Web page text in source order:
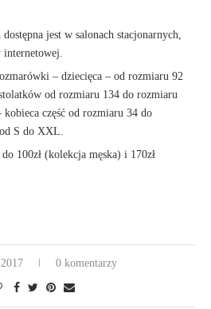
jest w salonach stacjonarnych,
– dziecięca – od rozmiaru 92
od rozmiaru 134 do rozmiaru
kobieca część od rozmiaru 34 do
S do XXL.
100zł (kolekcja męska) i 170zł
0 komentarzy